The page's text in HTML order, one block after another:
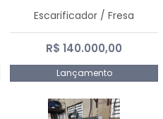
Escarificador / Fresa
R$ 140.000,00
Lançamento